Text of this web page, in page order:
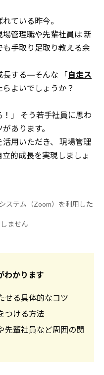
ている昨今。
管理職や先輩社員は 新
手取り足取り教える余
長する―そんな 「自走ス
よいでしょうか？
」
そう若手社員に思わ
あります。
用いただき、
現場管理
的成長を実現しましょ
ステム（Zoom）を利用した
ません
わかります
せる具体的なコツ
つける方法
先輩社員など周囲の関